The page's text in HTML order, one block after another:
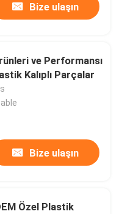
Bize ulaşın
ve Performansı
Kalıplı Parçalar
Bize ulaşın
Özel Plastik